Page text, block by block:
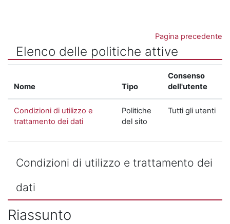
Pagina precedente
Elenco delle politiche attive
Nome Tipo
Consenso
dell'utente
Condizioni di utilizzo e
trattamento dei dati
Politiche
del sito
Tutti gli utenti
Condizioni di utilizzo e trattamento dei
dati
Riassunto